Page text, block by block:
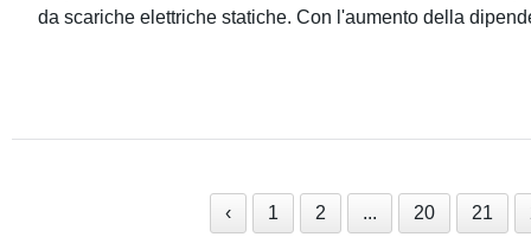
da scariche elettriche statiche. Con l'aumento della
‹ 1 2 ... 20 21